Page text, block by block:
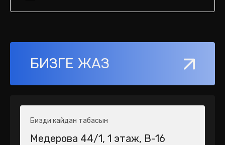
БИЗГЕ ЖАЗ
Бизди кайдан табасын
Медерова 44/1​, 1 этаж, В-16